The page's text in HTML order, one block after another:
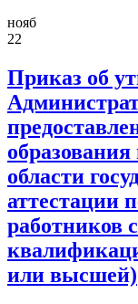
нояб
22
Приказ об
области
аттестации
работников
или высшей)